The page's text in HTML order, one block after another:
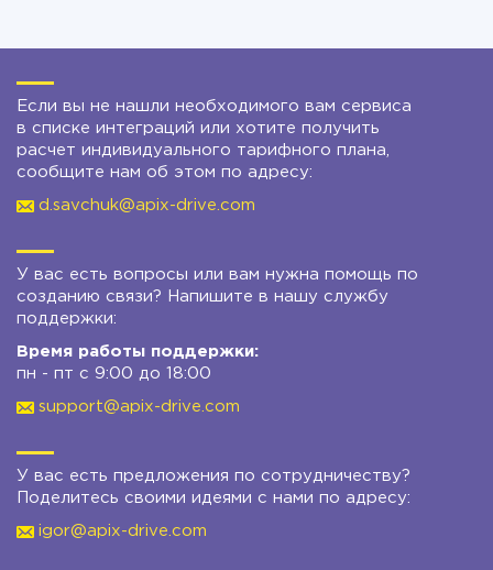
Если вы не нашли необходимого вам сервиса
в списке интеграций или хотите получить
расчет индивидуального тарифного плана,
сообщите нам об этом по адресу:
d.savchuk@apix-drive.com
У вас есть вопросы или вам нужна помощь по
созданию связи? Напишите в нашу службу
поддержки:
Время работы поддержки:
пн - пт с 9:00 до 18:00
support@apix-drive.com
У вас есть предложения по сотрудничеству?
Поделитесь своими идеями с нами по адресу:
igor@apix-drive.com